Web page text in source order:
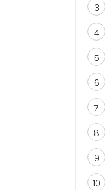
3
4
5
6
7
8
9
10